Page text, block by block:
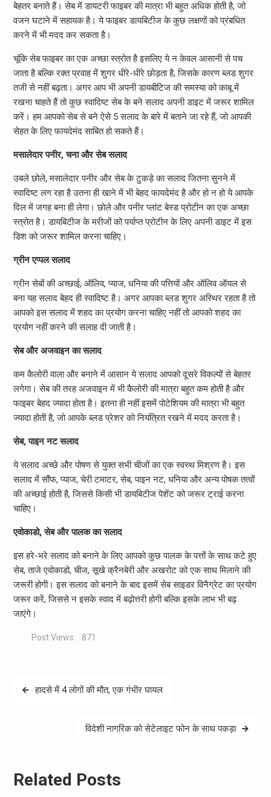
बेहतर बनाते हैं। सेब में डायटरी फाइबर की मात्रा भी बहुत अधिक होती है, जो
वजन घटाने में सहायक है। ये फाइबर डायबिटीज के कुछ लक्षणों को प्रंबधित
करने में भी मदद कर सकता है।
चूंकि सेब फाइबर का एक अच्छा स्त्रोत है इसलिए ये न केवल आसानी से पच
जाता है बल्कि रक्त प्रवाह में शुगर धीरे-धीरे छोड़ता है, जिसके कारण ब्लड शुगर
तजी से नहीं बढ़ता। अगर आप भी अपनी डायबीटिज की समस्या को काबू में
रखना चाहते हैं तो कुछ स्वादिष्ट सेब के बने सलाद अपनी डाइट में जरूर शामिल
करें। हम आपको सेब से बने ऐसे 5 सलाद के बारे में बताने जा रहे हैं, जो आपकी
सेहत के लिए फायदेमंद साबित हो सकते हैं।
मसालेदार पनीर, चना और सेब सलाद
उबले छोले, मसालेदार पनीर और सेब के टुकड़े का सलाद जितना सुनने में
स्वादिष्ट लग रहा है उतना ही खाने में भी बेहद फायदेमंद है और हो न हो ये आपके
दिल में जगह बना ही लेगा। छोले और पनीर प्लांट बेस्ड प्रोटीन का एक अच्छा
स्त्रोत है। डायबिटीज के मरीजों को पर्याप्त प्रोटीन के लिए अपनी डाइट में इस
डिश को जरूर शामिल करना चाहिए।
ग्रीन एप्पल सलाद
ग्रीन सेबों की अच्छाई, ऑलिव, प्याज, धनिया की पत्तियों और ऑलिव ऑयल से
बना यह सलाद बेहद ही स्वादिष्ट है। अगर आपका ब्लड शुगर अस्थिर रहता है तो
आपको इस सलाद में शहद का प्रयोग करना चाहिए नहीं तो आपको शहद का
प्रयोग नहीं करने की सलाह दी जाती है।
सेब और अजवाइन का सलाद
कम कैलोरी वाला और बनाने में आसान ये सलाद आपको दूसरे विकल्पों से बेहतर
लगेगा। सेब की तरह अजवाइन में भी कैलोरी की मात्रा बहुत कम होती है और
फाइबर बेहद ज्यादा होता है। इतना ही नहीं इसमें पोटेशियम की मात्रा भी बहुत
ज्यादा होती है, जो आपके ब्लड प्रेशर को नियंत्रित रखने में मदद करता है।
सेब, पाइन नट सलाद
ये सलाद अच्छे और पोषण से युक्त सभी चीजों का एक स्वस्थ मिश्रण है। इस
सलाद में सौंफ, प्याज, चेरी टमाटर, सेब, पाइन नट, धनिया और अन्य पोषक तत्वों
की अच्छाई होती है, जिससे किसी भी डायबिटीज पेशेंट को जरूर ट्राई करना
चाहिए।
एवोकाडो, सेब और पालक का सलाद
इस हरे-भरे सलाद को बनाने के लिए आपको कुछ पालक के पत्तों के साथ कटे हुए
सेब, ताजे एवोकाडो, चीज, सूखे क्रैनबेरी और अखरोट को एक साथ मिलाने की
जरूरी होगी। इस सलाद को बनाने के बाद इसमें सेब साइडर विनैग्रेट का प्रयोग
जरूर करें, जिससे न इसके स्वाद में बढ़ोत्तरी होगी बल्कि इसके लाभ भी बढ़
जाएंगे।
Post Views: 871
Postहादसे में 4 लोगों की मौत, एक गंभीर घायल
विदेशी नागरिक को सेटेलाइट फोन के साथ पकड़ा
Related Posts